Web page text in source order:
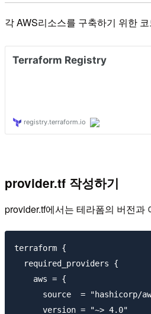
각 AWS리소스를 구축하기 위한
provider.tf 작성하기
provider.tf에서는 테라폼의 버전과
terraform {
  required_providers {
    aws = {
source  = "hashicorp/
      version = "~> 4.0"